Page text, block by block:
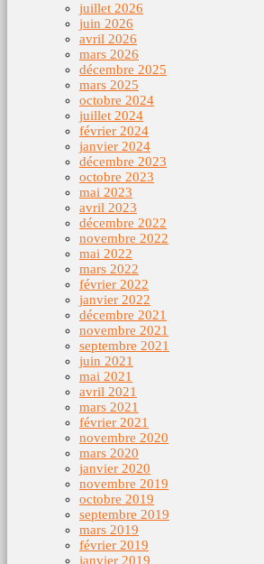
juillet 2026
juin 2026
avril 2026
mars 2026
décembre 2025
mars 2025
octobre 2024
juillet 2024
février 2024
janvier 2024
décembre 2023
octobre 2023
mai 2023
avril 2023
décembre 2022
novembre 2022
mai 2022
mars 2022
février 2022
janvier 2022
décembre 2021
novembre 2021
septembre 2021
juin 2021
mai 2021
avril 2021
mars 2021
février 2021
novembre 2020
mars 2020
janvier 2020
novembre 2019
octobre 2019
septembre 2019
mars 2019
février 2019
janvier 2019